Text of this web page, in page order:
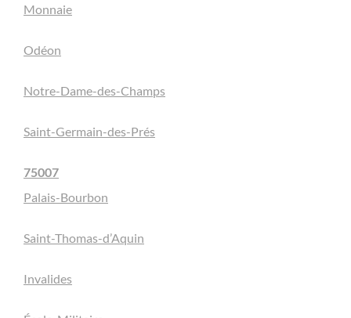
Monnaie
Odéon
Notre-Dame-des-Champs
Saint-Germain-des-Prés
75007
Palais-Bourbon
Saint-Thomas-d’Aquin
Invalides